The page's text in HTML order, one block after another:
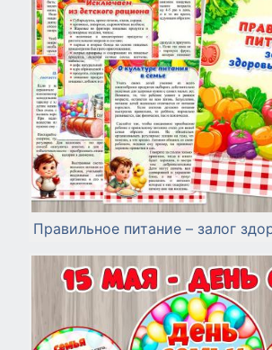
Правильное питание – залог